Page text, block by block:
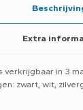
Extra
verkrijgbaar in 3
zwart, wit,